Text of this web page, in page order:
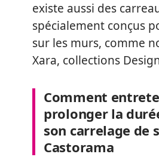
existe aussi des
spécialement conçus
sur les murs, comme
Xara, collections
Comment
prolonger la
son carrelage de
Castorama